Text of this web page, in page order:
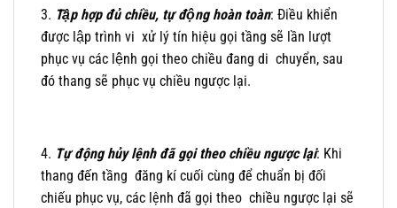
3. Tập hợp đủ chiều, tự động hoàn toàn: Điều khiển
được lập trình vi xử lý tín hiệu gọi tầng sẽ lần lượt
phục vụ các lệnh gọi theo chiều đang di chuyển, sau
đó thang sẽ phục vụ chiều ngược lại.
4. Tự động hủy lệnh đã gọi theo chiều ngược lại: Khi
thang đến tầng đăng kí cuối cùng để chuẩn bị đối
chiếu phục vụ, các lệnh đã gọi theo chiều ngược lại sẽ